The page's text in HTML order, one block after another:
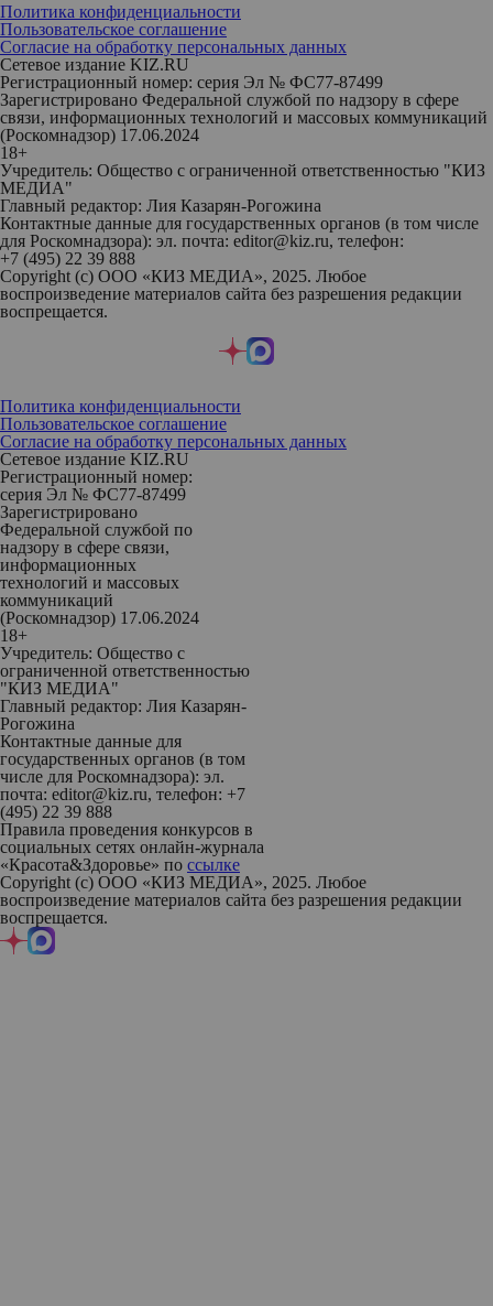
Политика конфиденциальности
Пользовательское соглашение
Согласие на обработку персональных данных
Сетевое издание KIZ.RU
Регистрационный номер: серия Эл № ФС77-87499
Зарегистрировано Федеральной службой по надзору в сфере
связи, информационных технологий и массовых коммуникаций
(Роскомнадзор) 17.06.2024
18+
Учредитель: Общество с ограниченной ответственностью "КИЗ
МЕДИА"
Главный редактор: Лия Казарян-Рогожина
Контактные данные для государственных органов (в том числе
для Роскомнадзора): эл. почта: editor@kiz.ru, телефон:
+7 (495) 22 39 888
Copyright (с) ООО «КИЗ МЕДИА», 2025. Любое
воспроизведение материалов сайта без разрешения редакции
воспрещается.
Политика конфиденциальности
Пользовательское соглашение
Согласие на обработку персональных данных
Сетевое издание KIZ.RU
Регистрационный номер:
серия Эл № ФС77-87499
Зарегистрировано
Федеральной службой по
надзору в сфере связи,
информационных
технологий и массовых
коммуникаций
(Роскомнадзор) 17.06.2024
18+
Учредитель: Общество с
ограниченной ответственностью
"КИЗ МЕДИА"
Главный редактор: Лия Казарян-
Рогожина
Контактные данные для
государственных органов (в том
числе для Роскомнадзора): эл.
почта: editor@kiz.ru, телефон: +7
(495) 22 39 888
Правила проведения конкурсов в
социальных сетях онлайн-журнала
«Красота&Здоровье» по ссылке
Copyright (с) ООО «КИЗ МЕДИА», 2025. Любое
воспроизведение материалов сайта без разрешения редакции
воспрещается.